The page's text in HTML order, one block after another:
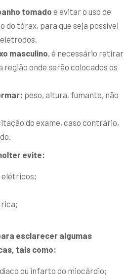
tomado e evitar o uso de
do tórax, para que seja possível
masculino, é necessário retirar
região onde serão colocados os
peso, altura, fumante, não
do exame, caso contrário,
evite:
esclarecer algumas
tais como:
ou infarto do miocárdio;